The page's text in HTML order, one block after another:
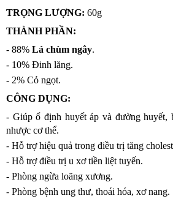
TRỌNG LƯỢNG: 60g
THÀNH PHẦN:
- 88% Lá chùm ngây.
- 10% Đinh lăng.
- 2% Cỏ ngọt.
CÔNG DỤNG:
- Giúp ổ định huyết áp và đường huyết,
nhược cơ thể.
- Hỗ trợ hiệu quả trong điều trị tăng
- Hỗ trợ điều trị u xơ tiền liệt tuyến.
- Phòng ngừa loãng xương.
- Phòng bệnh ung thư, thoái hóa, xơ nang.
Đăng ký tư vấn trực tiếp 24/7: